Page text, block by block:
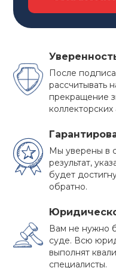
Многие должники
ответственный шаг
После
рассчитывать
прекращение
коллекторских
Мы уверены в
результат,
будет
обратно.
Вам не нужно
суде. Всю
выполнят
специалисты.